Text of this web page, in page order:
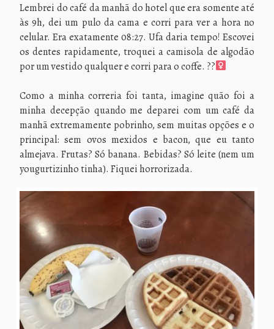
Lembrei do café da manhã do hotel que era somente até
às 9h, dei um pulo da cama e corri para ver a hora no
celular. Era exatamente 08:27. Ufa daria tempo! Escovei
os dentes rapidamente, troquei a camisola de algodão
por um vestido qualquer e corri para o coffe. ??‍
Como a minha correria foi tanta, imagine quão foi a
minha decepção quando me deparei com um café da
manhã extremamente pobrinho, sem muitas opções e o
principal: sem ovos mexidos e bacon, que eu tanto
almejava. Frutas? Só banana. Bebidas? Só leite (nem um
yougurtizinho tinha). Fiquei horrorizada.